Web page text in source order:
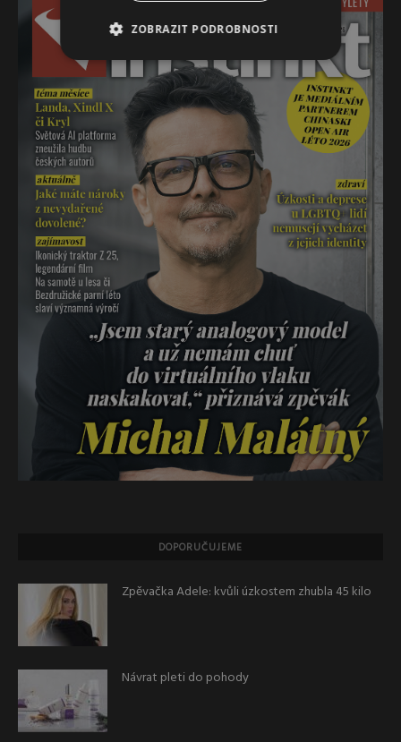
DOPORUČUJEME
Zpěvačka Adele: kvůli úzkostem zhubla 45 kilo
Návrat pleti do pohody
ZOBRAZIT PODROBNOSTI